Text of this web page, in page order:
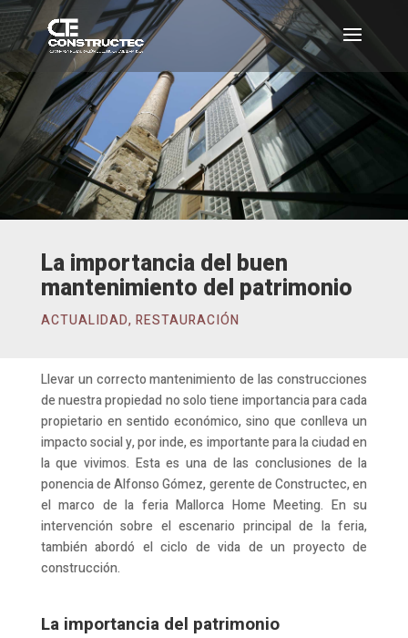
La importancia del buen
mantenimiento del patrimonio
ACTUALIDAD, RESTAURACIÓN
Llevar un correcto mantenimiento de las construcciones
de nuestra propiedad no solo tiene importancia para cada
propietario en sentido económico, sino que conlleva un
impacto social y, por inde, es importante para la ciudad en
la que vivimos. Esta es una de las conclusiones de la
ponencia de Alfonso Gómez, gerente de Constructec, en
el marco de la feria Mallorca Home Meeting. En su
intervención sobre el escenario principal de la feria,
también abordó el ciclo de vida de un proyecto de
construcción.
La importancia del patrimonio